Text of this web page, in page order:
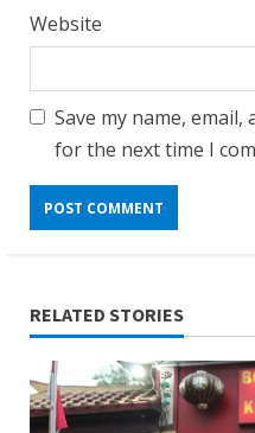
Website
Save my name,
for the next time I
RELATED STORIES